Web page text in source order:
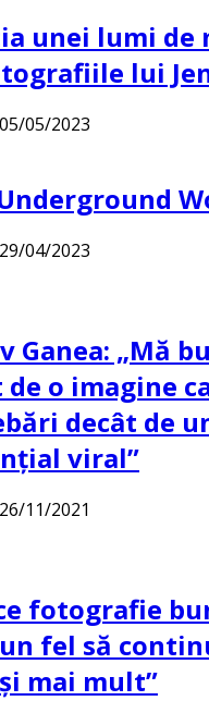
unei lumi
lui
05/05/2023
29/04/2023
Ganea: „Mă
o imagine
decât de
viral”
26/11/2021
fotografie
fel să
mai mult”